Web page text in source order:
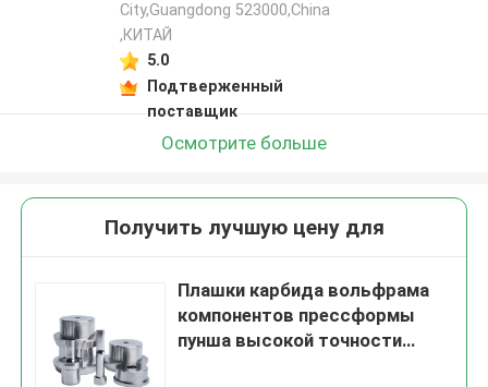
City,Guangdong 523000,China
,КИТАЙ
5.0
Подтверженный
поставщик
Осмотрите больше
Получить лучшую цену для
Плашки карбида вольфрама
компонентов прессформы
пунша высокой точности